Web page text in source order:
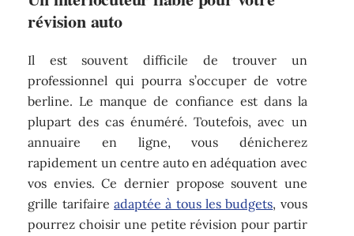
révision auto
Il est souvent difficile de trouver un
professionnel qui pourra s’occuper de votre
berline. Le manque de confiance est dans la
plupart des cas énuméré. Toutefois, avec un
annuaire en ligne, vous dénicherez
rapidement un centre auto en adéquation avec
vos envies. Ce dernier propose souvent une
grille tarifaireadaptée à tous les budgets, vous
pourrez choisir une petite révision pour partir